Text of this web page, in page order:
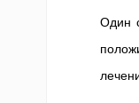
Один